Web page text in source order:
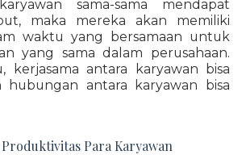
sama-sama mendapat
maka mereka akan memiliki
waktu yang bersamaan untuk
yang sama dalam perusahaan.
kerjasama antara karyawan bisa
antara karyawan bisa
Para Karyawan